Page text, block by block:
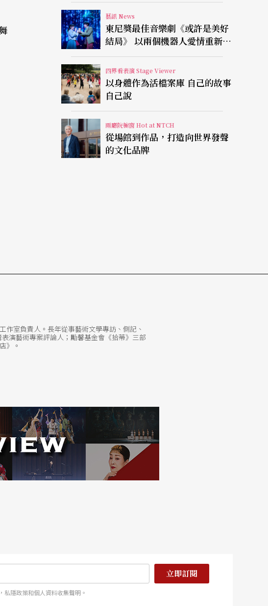
藝訊 News
東尼獎最佳音樂劇《或許是美好
結局》 以兩個機器人愛情重新凝
視有限人生
四界看表演 Stage Viewer
以身體作為活檔案庫 自己的故事
自己說
兩廳院櫥窗 Hot at NTCH
從場館到作品，打造向世界發聲
的文化品牌
作室負責人。長年從事藝術文學專訪、側記、
演藝術專案評論人；勵馨基金會《拾蒂》三部
》。
立即訂閱
隱政策和個人資料收集聲明。